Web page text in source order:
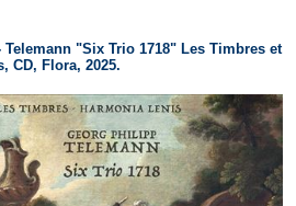
"Six Trio 1718" Les Timbres et
CD, Flora, 2025.